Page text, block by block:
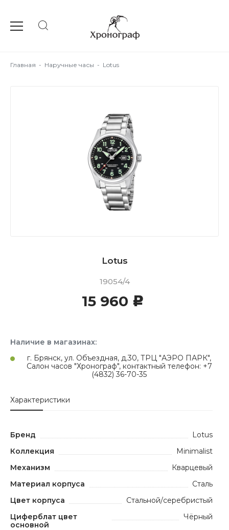
Главная - Наручные часы - Lotus
Lotus
19054/4
15 960 c
Наличие в магазинах:
г. Брянск, ул. Объездная, д.30, ТРЦ "АЭРО ПАРК",
Салон часов "Хронограф", контактный телефон: +7
(4832) 36-70-35
Характеристики
Бренд
Lotus
Коллекция
Minimalist
Механизм
Кварцевый
Материал корпуса
Сталь
Цвет корпуса
Стальной/серебристый
Циферблат цвет
основной
Чёрный